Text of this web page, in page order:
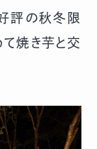
評の秋冬限
て焼き芋と交